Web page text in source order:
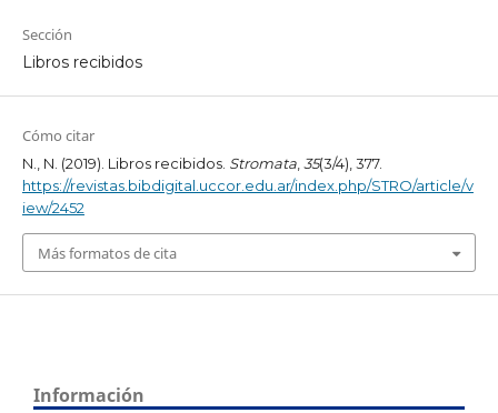
Sección
Libros recibidos
Cómo citar
N., N. (2019). Libros recibidos. Stromata,35(3/4), 377.
https://revistas.bibdigital.uccor.edu.ar/index.php/STRO/article/v
iew/2452
Más formatos de cita
Información